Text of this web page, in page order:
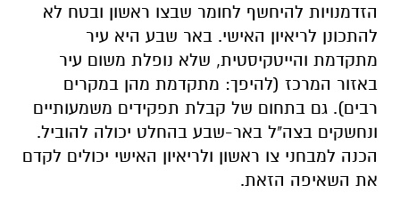
הזדמנויות להיחשף לחומר שבצו ראשון ובטח לא
להתכונן לריאיון האישי. באר שבע היא עיר
מתקדמת והייטקיסטית, שלא נופלת משום עיר
באזור המרכז (להיפך: מתקדמת מהן במקרים
רבים). גם בתחום של קבלת תפקידים משמעותיים
ונחשקים בצה"ל באר-שבע בהחלט יכולה להוביל.
הכנה למבחני צו ראשון ולריאיון האישי יכולים לקדם
את השאיפה הזאת.